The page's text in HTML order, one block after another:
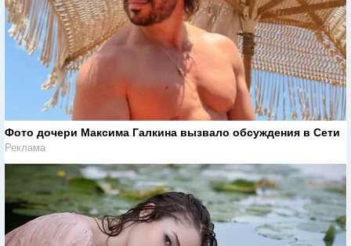
Фото дочери Максима Галкина вызвало обсуждения в Сети
Реклама